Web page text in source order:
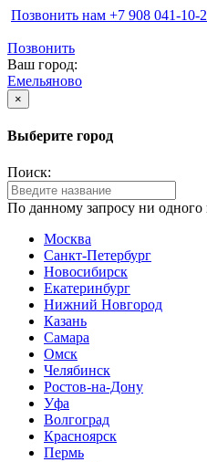
Позвонить нам ‪+7 908 041-10-
Позвонить
Ваш город:
Емельяново
×
Выберите город
Поиск:
По данному запросу ни одного
Москва
Санкт-Петербург
Новосибирск
Екатеринбург
Нижний Новгород
Казань
Самара
Омск
Челябинск
Ростов-на-Дону
Уфа
Волгоград
Красноярск
Пермь